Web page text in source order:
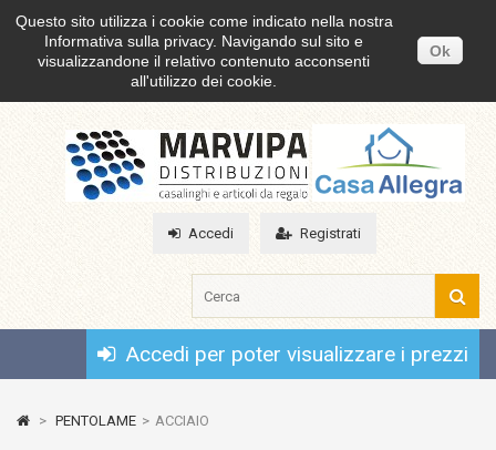
Questo sito utilizza i cookie come indicato nella nostra
Informativa sulla privacy. Navigando sul sito e
visualizzandone il relativo contenuto acconsenti
all'utilizzo dei cookie.
Ok
Accedi Registrati
Accedi per poter visualizzare i prezzi
> PENTOLAME > ACCIAIO